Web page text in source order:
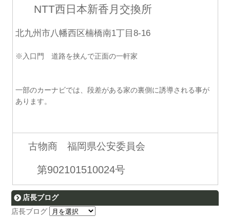
NTT西日本新香月交換所
北九州市八幡西区楠橋南1丁目8-16
※入口門 道路を挟んで正面の一軒家
一部のカーナビでは、段差がある家の裏側に誘導される事が
あります。
古物商 福岡県公安委員会
第902101510024号
店長ブログ
店長ブログ